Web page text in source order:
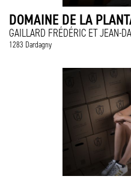
DOMAINE DE LA
GAILLARD FRÉDÉRIC ET JEAN-
1283 Dardagny